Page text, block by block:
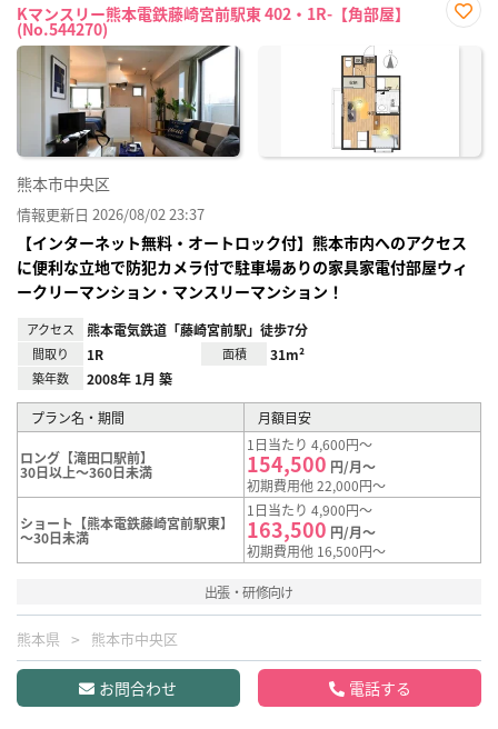
Kマンスリー熊本電鉄藤崎宮前駅東 402・1R-【角部屋】
(No.544270)
に入
熊本市中央区
情報更新日 2026/08/02 23:37
【インターネット無料・オートロック付】熊本市内へのアクセス
に便利な立地で防犯カメラ付で駐車場ありの家具家電付部屋ウィ
ークリーマンション・マンスリーマンション！
アクセス 熊本電気鉄道「藤崎宮前駅」徒歩7分
間取り 1R 面積 31m²
築年数 2008年 1月 築
プラン名・期間 月額目安
ロング【滝田口駅前】
30日以上～360日未満
1日当たり 4,600円～
154,500 円/月～
初期費用他 22,000円～
ショート【熊本電鉄藤崎宮前駅東】
～30日未満
1日当たり 4,900円～
163,500 円/月～
初期費用他 16,500円～
出張・研修向け
熊本県 熊本市中央区
お問合わせ 電話する